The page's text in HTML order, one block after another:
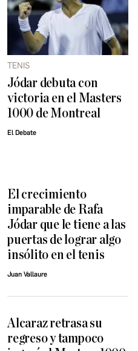
TENIS
Jódar debuta con
victoria en el Masters
1000 de Montreal
El Debate
El crecimiento
imparable de Rafa
Jódar que le tiene a las
puertas de lograr algo
insólito en el tenis
Juan Vallaure
Alcaraz retrasa su
regreso y tampoco